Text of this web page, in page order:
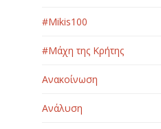
#Μikis100
#Μάχη της Κρήτης
Ανακοίνωση
Ανάλυση